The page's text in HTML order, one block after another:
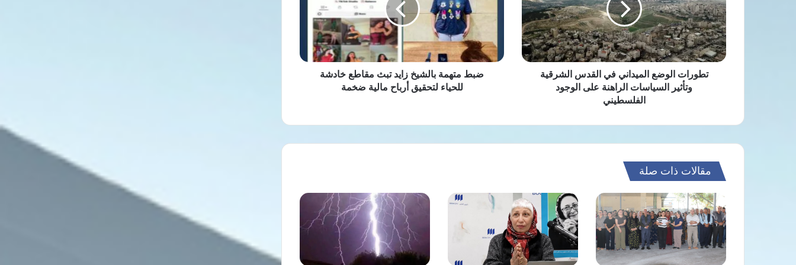
القدس
الشرقية
وتأثير
السياسات
الراهنة
تطورات الوضع الميداني في القدس الشرقية
وتأثير السياسات الراهنة على الوجود
الفلسطيني
مقاطع
للحياء
لتحقيق
ضبط متهمة بالشيخ زايد تبث مقاطع خادشة
للحياء لتحقيق أرباح مالية ضخمة
مقالات ذات صلة